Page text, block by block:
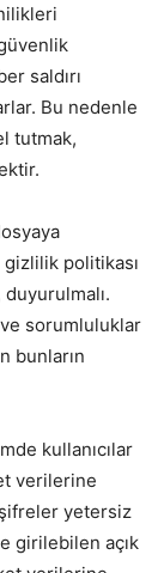
saldırı
Bu nedenle
tutmak,
politikası
sorumluluklar
bunların
kullanıcılar
verilerine
şifreler yetersiz
girilebilen açık